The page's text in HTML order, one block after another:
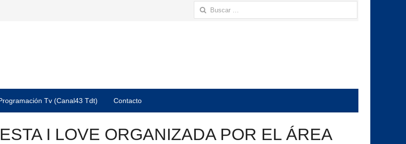
Buscar:
Tv (Canal43 Tdt) Contacto
I LOVE ORGANIZADA POR EL ÁREA